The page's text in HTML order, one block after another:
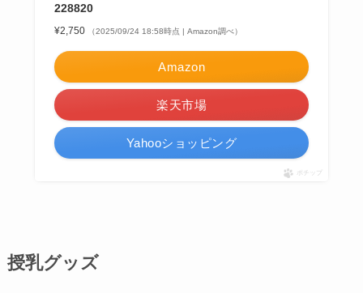
228820
¥2,750 （2025/09/24 18:58時点 | Amazon調べ）
Amazon
楽天市場
Yahooショッピング
ポチップ
授乳グッズ